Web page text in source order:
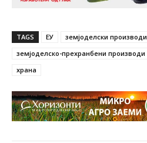
TAGS ЕУ
земјоделски производи
земјоделско-прехранбени производи
храна